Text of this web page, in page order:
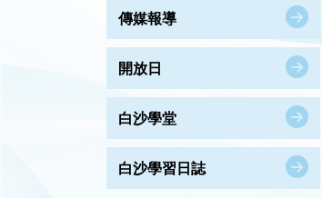
傳媒報導
開放日
白沙學堂
白沙學習日誌